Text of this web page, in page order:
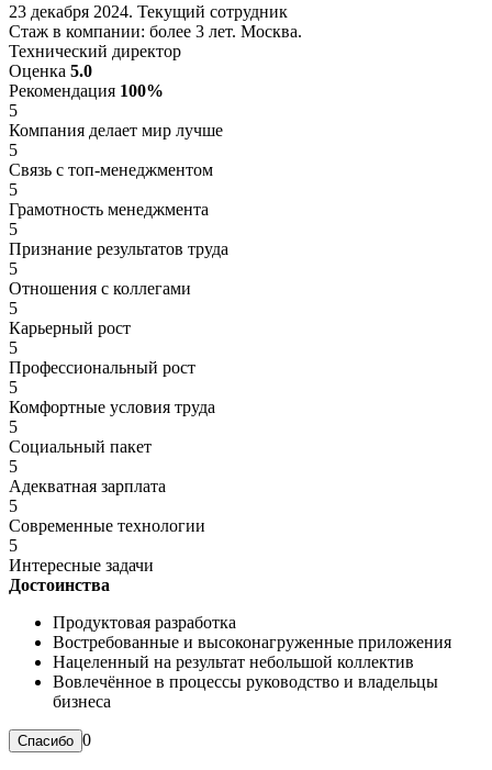
23 декабря 2024. Текущий сотрудник
Стаж в компании: более 3 лет. Москва.
Технический директор
Оценка 5.0
Рекомендация 100%
5
Компания делает мир лучше
5
Связь с топ-менеджментом
5
Грамотность менеджмента
5
Признание результатов труда
5
Отношения с коллегами
5
Карьерный рост
5
Профессиональный рост
5
Комфортные условия труда
5
Социальный пакет
5
Адекватная зарплата
5
Современные технологии
5
Интересные задачи
Достоинства
Продуктовая разработка
Востребованные и высоконагруженные приложения
Нацеленный на результат небольшой коллектив
Вовлечённое в процессы руководство и владельцы
бизнеса
0